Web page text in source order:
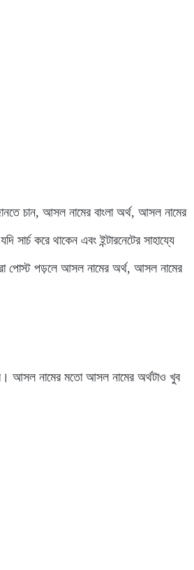
চান, আসল নামের বাংলা অর্থ, আসল নামের
করে থাকেন এবং ইন্টারনেটের সাহায্যে
পোস্ট পড়লে আসল নামের অর্থ, আসল নামের
আসল নামের মতো আসল নামের অর্থটাও খুব